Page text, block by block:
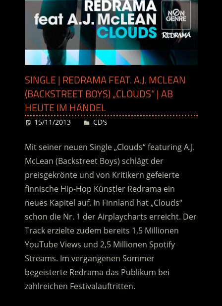
SINGLE | REDRAMA FEAT. A.J. MCLEAN
(BACKSTREET BOYS) „CLOUDS“ | AB
HEUTE IM HANDEL
15/11/2013 Desiree
CD's
Mit seiner neuen Single „Clouds“ featuring A.J.
McLean (Backstreet Boys) schlägt der
preisgekrönte und von Kritikern gefeierte
finnische Hip-Hop Künstler Redrama ein
neues Kapitel auf. In Finnland hat „Clouds“
schon die Nr. 1 der Airplaycharts erreicht. Der
Track erzielte zudem bereits 1,5 Millionen
YouTube Views und 2,5 Millionen Spotify
Streams. Im vergangenen Sommer
begeisterte Redrama das Publikum bei
zahlreichen Festivalauftritten.